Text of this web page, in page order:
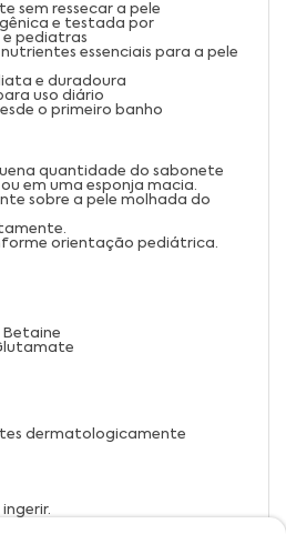
sem ressecar a pele
e testada por
pediatras
essenciais para a pele
e duradoura
uso diário
o primeiro banho
quantidade do sabonete
em uma esponja macia.
sobre a pele molhada do
orientação pediátrica.
dermatologicamente